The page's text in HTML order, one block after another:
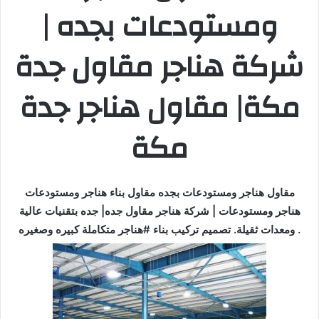
ومستودعات بجده |
شركة هناجر مقاول جدة
مكة| مقاول هناجر جدة
مكة
مقاول هناجر ومستودعات بجده مقاول بناء هناجر ومستودعات
هناجر ومستودعات | شركة هناجر مقاول جده| جده بتقنيات عالية
ومعدات ثقيلة. تصميم تركيب بناء #هناجر متكاملة كبيره وصغيره .